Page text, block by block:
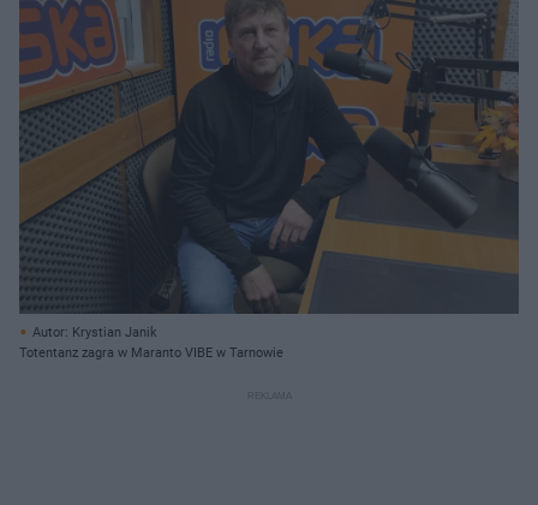
Autor: Krystian Janik
Totentanz zagra w Maranto VIBE w Tarnowie